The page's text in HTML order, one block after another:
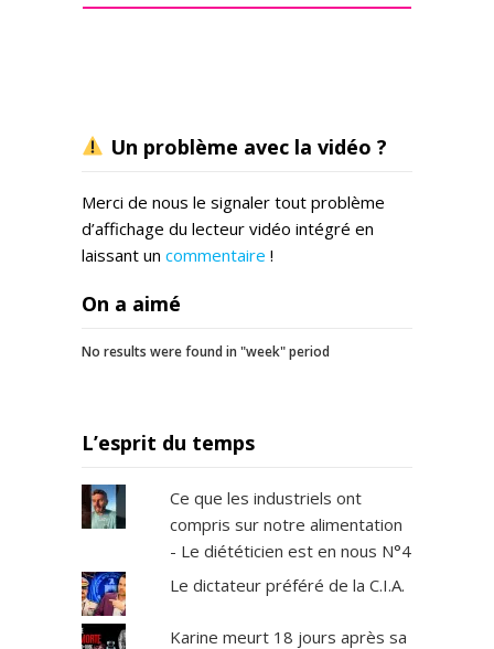
Un problème avec la vidéo ?
Merci de nous le signaler tout problème
d’affichage du lecteur vidéo intégré en
laissant un commentaire !
On a aimé
No results were found in "week" period
L’esprit du temps
Ce que les industriels ont
compris sur notre alimentation
- Le diététicien est en nous N°4
Le dictateur préféré de la C.I.A.
Karine meurt 18 jours après sa